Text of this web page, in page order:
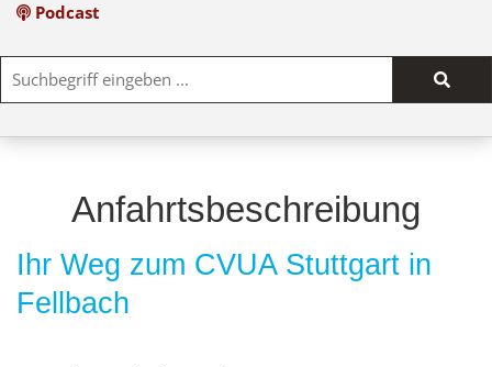
Podcast
Anfahrtsbeschreibung
Ihr Weg zum CVUA Stuttgart in
Fellbach